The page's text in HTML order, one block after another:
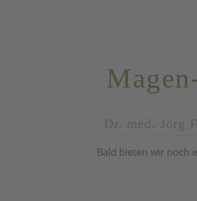
Dr. med. Jörg
Bald bieten wir noch